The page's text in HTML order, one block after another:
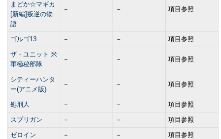
まどか☆マギカ
[新編]叛逆の物
語
－ － 項目参照
ゴルゴ13 － － 項目参照
ザ・ユニット 米
軍極秘部隊
－ － 項目参照
シティーハンタ
ー(アニメ版)
－ － 項目参照
処刑人 － － 項目参照
スプリガン － － 項目参照
ゼロイン － － 項目参照